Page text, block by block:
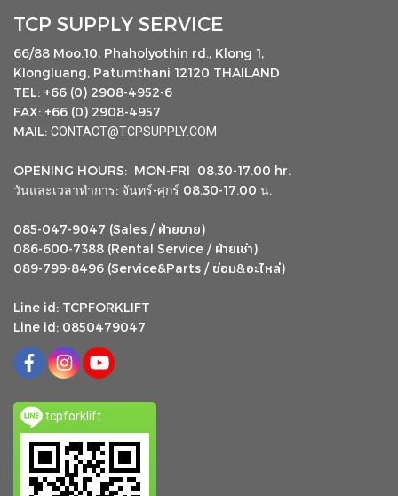
TCP SUPPLY SERVICE
66/88 Moo.10, Phaholyothin rd., Klong 1,
Klongluang, Patumthani 12120 THAILAND
TEL: +66 (0) 2908-4952-6
FAX: +66 (0) 2908-4957
MAIL: CONTACT@TCPSUPPLY.COM
OPENING HOURS: MON-FRI 08.30-17.00 hr.
วันและเวลาทำการ: จันทร์-ศุกร์ 08.30-17.00 น.
085-047-9047 (Sales / ฝ่ายขาย)
086-600-7388 (Rental Service / ฝ่ายเช่า)
089-799-8496 (Service&Parts / ซ่อม&อะไหล่)
Line id: TCPFORKLIFT
Line id: 0850479047
tcpforklift